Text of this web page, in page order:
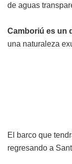
de aguas
Camboriú es un
una naturaleza
El barco que
regresando a